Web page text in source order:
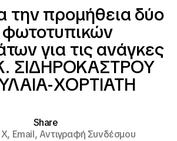
την προμήθεια δύο
φωτοτυπικών
για τις ανάγκες
ΣΙΔΗΡΟΚΑΣΤΡΟΥ
ΧΟΡΤΙΑΤΗ
Share
X, Email,Αντιγραφή Συνδέσμου